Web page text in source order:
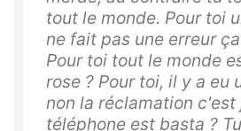
tout le monde. Pour toi
ne fait pas une erreur
Pour toi tout le monde
rose ? Pour toi, il y a eu
non la réclamation
téléphone est basta ?